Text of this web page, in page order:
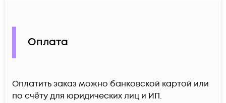
Оплата
Оплатить заказ можно банковской картой или
по счёту для юридических лиц и ИП.